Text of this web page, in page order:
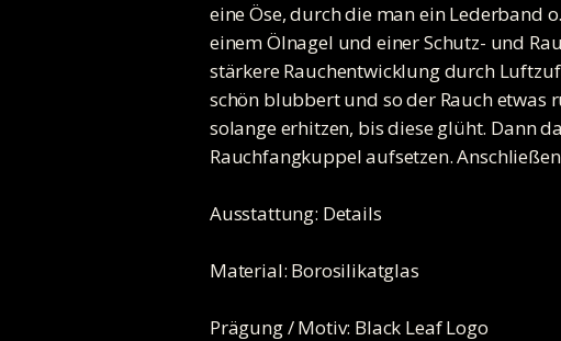
eine Öse, durch die man ein Lederband
einem Ölnagel und einer Schutz- und
stärkere Rauchentwicklung durch
schön blubbert und so der Rauch etwas
solange erhitzen, bis diese glüht. Dann
Rauchfangkuppel aufsetzen.
Ausstattung: Details
Material: Borosilikatglas
Prägung / Motiv: Black Leaf Logo